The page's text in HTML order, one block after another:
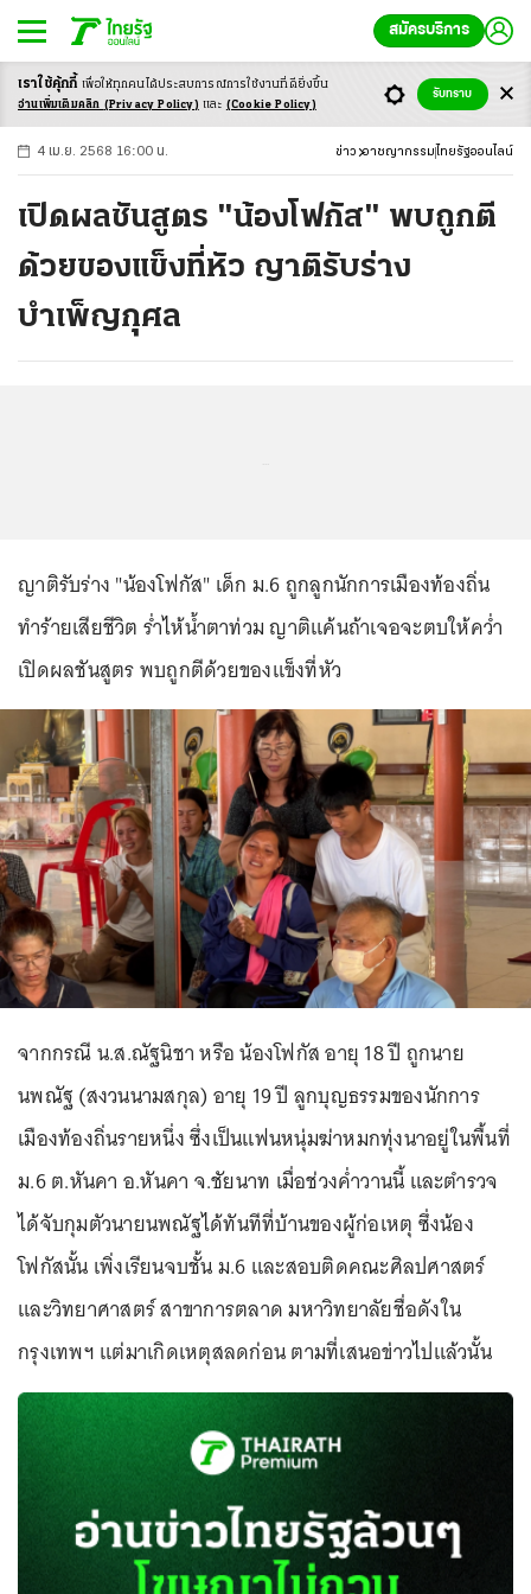
สมัครบริการ
-ก ก ก+
4 เม.ย. 2568 16:00 น. ข่าว อาชญากรรม ไทยรัฐออนไลน์
เปิดผลชันสูตร "น้องโฟกัส" พบถูกตี
ด้วยของแข็งที่หัว ญาติรับร่าง
บำเพ็ญกุศล
ญาติรับร่าง "น้องโฟกัส" เด็ก ม.6 ถูกลูกนักการเมืองท้องถิ่น
ทำร้ายเสียชีวิต ร่ำไห้น้ำตาท่วม ญาติแค้นถ้าเจอจะตบให้คว่ำ
เปิดผลชันสูตร พบถูกตีด้วยของแข็งที่หัว
จากกรณี น.ส.ณัฐนิชา หรือ น้องโฟกัส อายุ 18 ปี ถูกนาย
นพณัฐ (สงวนนามสกุล) อายุ 19 ปี ลูกบุญธรรมของนักการ
เมืองท้องถิ่นรายหนึ่ง ซึ่งเป็นแฟนหนุ่มฆ่าหมกทุ่งนาอยู่ในพื้นที่
ม.6 ต.หันคา อ.หันคา จ.ชัยนาท เมื่อช่วงค่ำวานนี้ และตำรวจ
ได้จับกุมตัวนายนพณัฐได้ทันทีที่บ้านของผู้ก่อเหตุ ซึ่งน้อง
โฟกัสนั้น เพิ่งเรียนจบชั้น ม.6 และสอบติดคณะศิลปศาสตร์
และวิทยาศาสตร์ สาขาการตลาด มหาวิทยาลัยชื่อดังใน
กรุงเทพฯ แต่มาเกิดเหตุสลดก่อน ตามที่เสนอข่าวไปแล้วนั้น
เราใช้คุ้กกี้ เพื่อให้ทุกคนได้ประสบการณ์การใช้งานที่ดียิ่งขึ้น
อ่านเพิ่มเติมคลิก (Privacy Policy) และ (Cookie Policy)
รับทราบ